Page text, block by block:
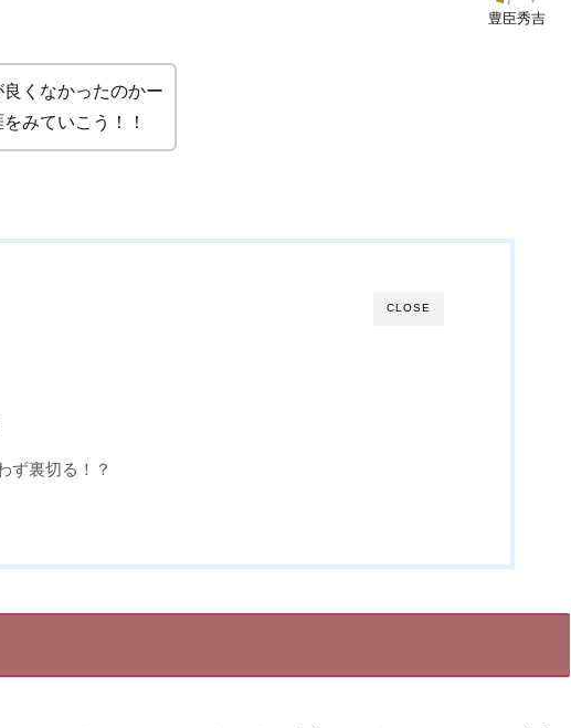
豊臣秀吉
くなかったのかー
みていこう！！
CLOSE
ず裏切る！？